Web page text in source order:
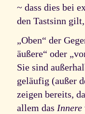
~ dass dies bei
den Tastsinn
„Oben“ der
äußere“ oder
Sie sind
geläufig (außer
zeigen bereits,
allem das Innere